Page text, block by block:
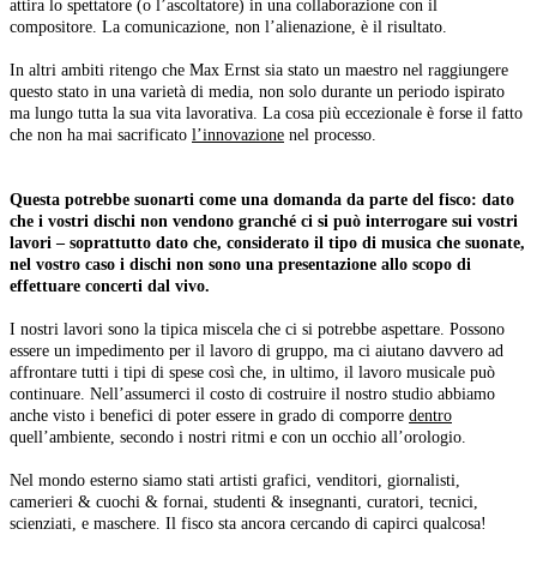
attira lo spettatore (o l’ascoltatore) in una collaborazione con il
compositore. La comunicazione, non l’alienazione, è il risultato.
In altri ambiti ritengo che Max Ernst sia stato un maestro nel raggiungere
questo stato in una varietà di media, non solo durante un periodo ispirato
ma lungo tutta la sua vita lavorativa. La cosa più eccezionale è forse il fatto
che non ha mai sacrificato l’innovazione nel processo.
Questa potrebbe suonarti come una domanda da parte del fisco: dato
che i vostri dischi non vendono granché ci si può interrogare sui vostri
lavori – soprattutto dato che, considerato il tipo di musica che suonate,
nel vostro caso i dischi non sono una presentazione allo scopo di
effettuare concerti dal vivo.
I nostri lavori sono la tipica miscela che ci si potrebbe aspettare. Possono
essere un impedimento per il lavoro di gruppo, ma ci aiutano davvero ad
affrontare tutti i tipi di spese così che, in ultimo, il lavoro musicale può
continuare. Nell’assumerci il costo di costruire il nostro studio abbiamo
anche visto i benefici di poter essere in grado di comporre dentro
quell’ambiente, secondo i nostri ritmi e con un occhio all’orologio.
Nel mondo esterno siamo stati artisti grafici, venditori, giornalisti,
camerieri & cuochi & fornai, studenti & insegnanti, curatori, tecnici,
scienziati, e maschere. Il fisco sta ancora cercando di capirci qualcosa!